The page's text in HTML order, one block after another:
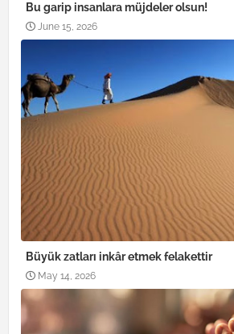
Bu garip insanlara müjdeler olsun!
June 15, 2026
Büyük zatları inkâr etmek felakettir
May 14, 2026